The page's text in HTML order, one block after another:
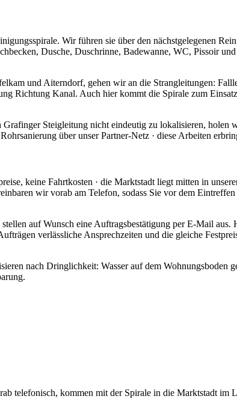
Wir führen sie über den nächstgelegenen
Dusche, Duschrinne, Badewanne, WC, Pissoir
und Aiterndorf, gehen wir an die Strangleitungen:
Richtung Kanal. Auch hier kommt die Spirale zum
Steigleitung nicht eindeutig zu lokalisieren, holen
über unser Partner-Netz · diese Arbeiten
keine Fahrtkosten · die Marktstadt liegt mitten in
wir vorab am Telefon, sodass Sie vor dem
auf Wunsch eine Auftragsbestätigung per E-Mail aus.
verlässliche Ansprechzeiten und die gleiche
nach Dringlichkeit: Wasser auf dem
telefonisch, kommen mit der Spirale in die Marktstadt im